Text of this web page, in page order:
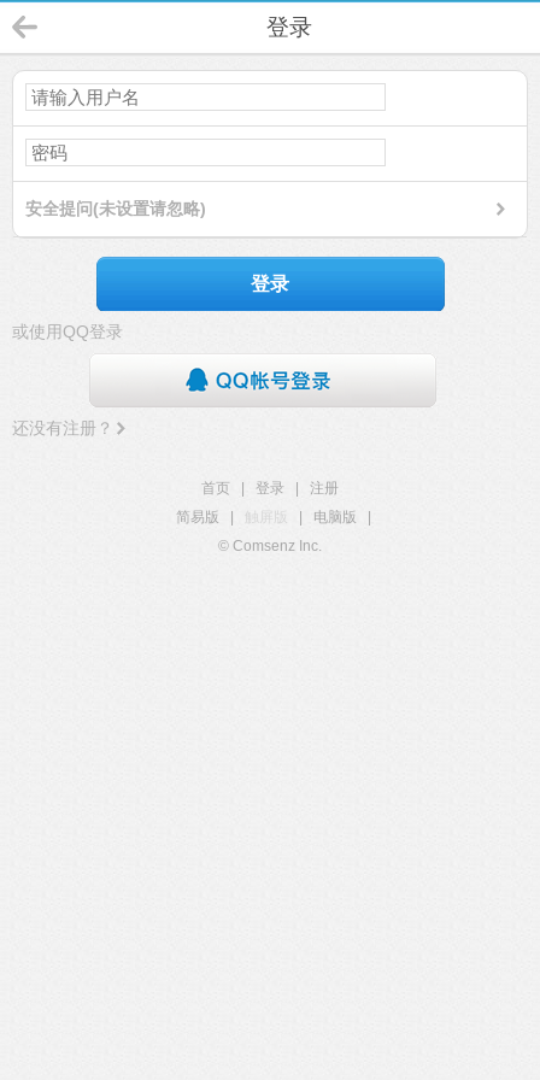
登录
安全提问(未设置请忽略)
登录
或使用QQ登录
还没有注册？
首页 登录
注册
简易版
触屏版 电脑版
© Comsenz Inc.